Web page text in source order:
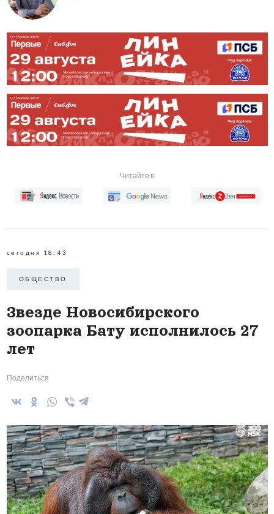
Читайте в
сегодня 18:43
ОБЩЕСТВО
Звезде Новосибирского
зоопарка Бату исполнилось 27
лет
Поделиться